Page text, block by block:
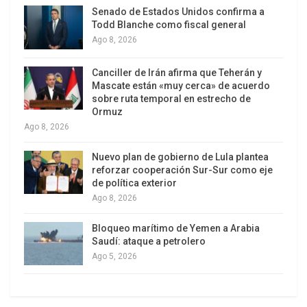
Los generales quieren y requieren la guerra para
hacer carrera y sentirse útiles. El fuero militar les
condona cualquier irresponsabilidad; el estado
camufla así sus asesinos a sueldo en la
institucionalidad, las ejecuciones extrajudiciales
se vuelven embustes de opositores.
Monseñores, conservadores y adalides de la
derecha católica profanan, a estas alturas, los
cuerpos, templos de Dios de los simplones
creyentes: Niegan el aborto, prohíben el uso de
anticonceptivos: siguen condenando la mujer al
vituperio y la hoguera. La Inquisición se añora,
pero se esfuerzan para que las leyes purguen
como el fuego. Sus cruzadas santas no dejan de
Senado de Estados Unidos confirma a
Todd Blanche como fiscal general
Ago 8, 2026
Canciller de Irán afirma que Teherán y
Mascate están «muy cerca» de acuerdo
sobre ruta temporal en estrecho de
Ormuz
Ago 8, 2026
Nuevo plan de gobierno de Lula plantea
reforzar cooperación Sur-Sur como eje
de política exterior
Ago 8, 2026
Bloqueo marítimo de Yemen a Arabia
Saudí: ataque a petrolero
Ago 5, 2026